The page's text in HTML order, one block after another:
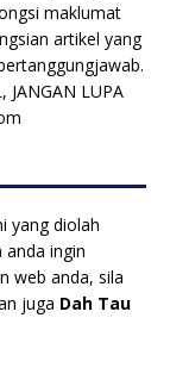
maklumat
artikel yang
JANGAN LUPA
yang diolah
anda ingin
web anda, sila
juga Dah Tau